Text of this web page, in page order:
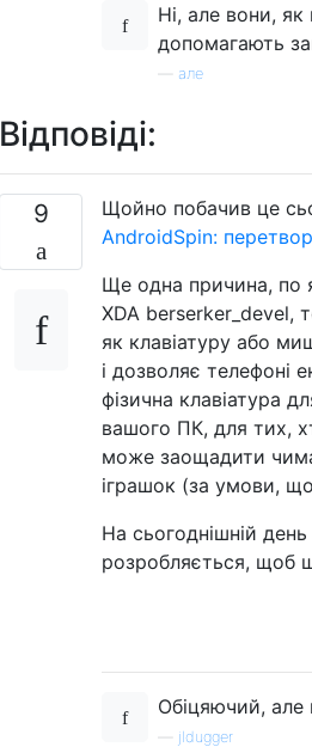
Ні, але вони,
допомагають
але
Відповіді:
9
Щойно побачив це
AndroidSpin:
Ще одна причина, по
XDA berserker_devel,
як клавіатуру або
і дозволяє телефоні
фізична клавіатура
вашого ПК, для тих,
може заощадити
іграшок (за умови,
На сьогоднішній
розробляється, щоб
Обіцяючий, але
jldugger